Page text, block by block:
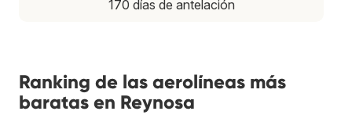
170 días de antelación
Ranking de las aerolíneas más
baratas en Reynosa